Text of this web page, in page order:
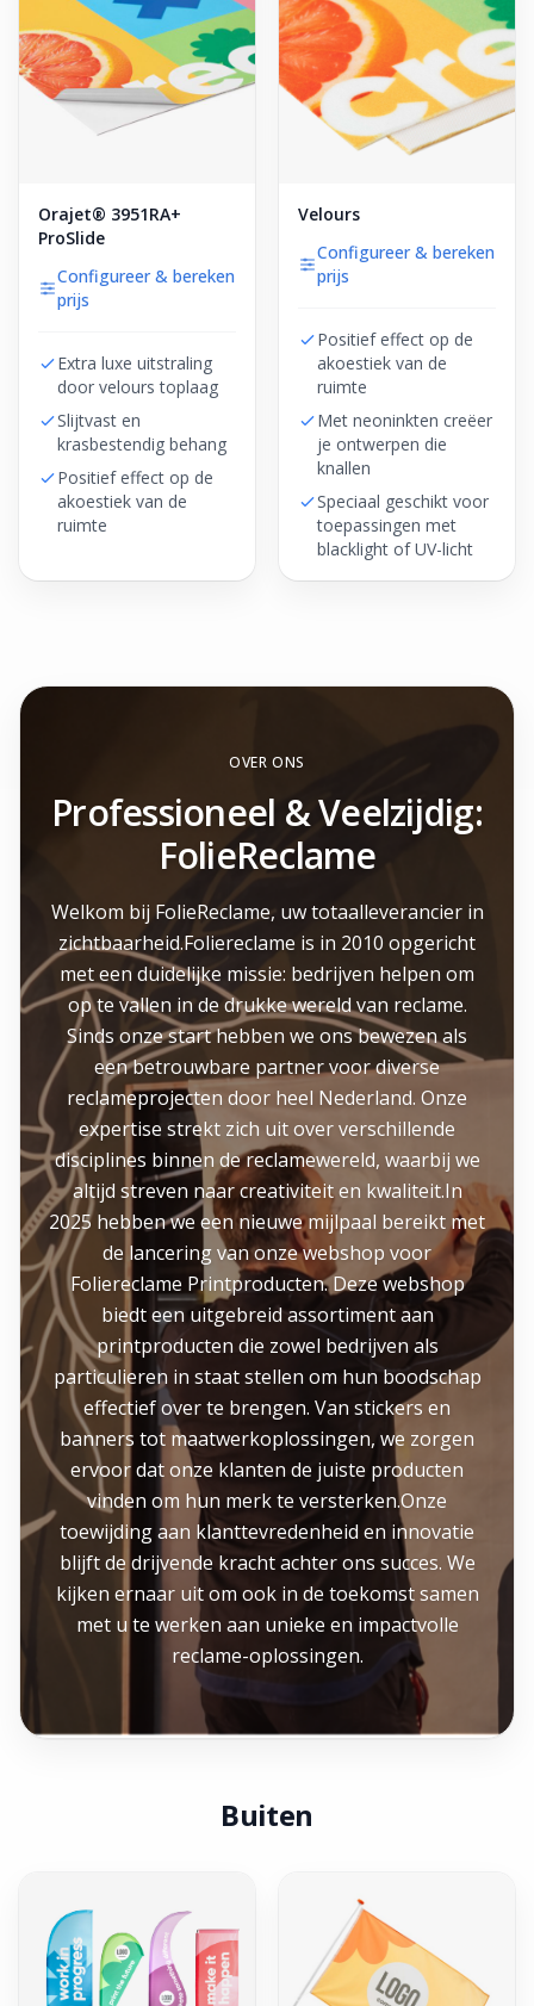
Orajet® 3951RA+
ProSlide
Configureer & bereken
prijs
Extra luxe uitstraling
door velours toplaag
Slijtvast en
krasbestendig behang
Positief effect op de
akoestiek van de
ruimte
Velours
Configureer & bereken
prijs
Positief effect op de
akoestiek van de
ruimte
Met neoninkten creëer
je ontwerpen die
knallen
Speciaal geschikt voor
toepassingen met
blacklight of UV-licht
OVER ONS
Professioneel & Veelzijdig:
FolieReclame
Welkom bij FolieReclame, uw totaalleverancier in
zichtbaarheid.Foliereclame is in 2010 opgericht
met een duidelijke missie: bedrijven helpen om
op te vallen in de drukke wereld van reclame.
Sinds onze start hebben we ons bewezen als
een betrouwbare partner voor diverse
reclameprojecten door heel Nederland. Onze
expertise strekt zich uit over verschillende
disciplines binnen de reclamewereld, waarbij we
altijd streven naar creativiteit en kwaliteit.In
2025 hebben we een nieuwe mijlpaal bereikt met
de lancering van onze webshop voor
Foliereclame Printproducten. Deze webshop
biedt een uitgebreid assortiment aan
printproducten die zowel bedrijven als
particulieren in staat stellen om hun boodschap
effectief over te brengen. Van stickers en
banners tot maatwerkoplossingen, we zorgen
ervoor dat onze klanten de juiste producten
vinden om hun merk te versterken.Onze
toewijding aan klanttevredenheid en innovatie
blijft de drijvende kracht achter ons succes. We
kijken ernaar uit om ook in de toekomst samen
met u te werken aan unieke en impactvolle
reclame-oplossingen.
Buiten